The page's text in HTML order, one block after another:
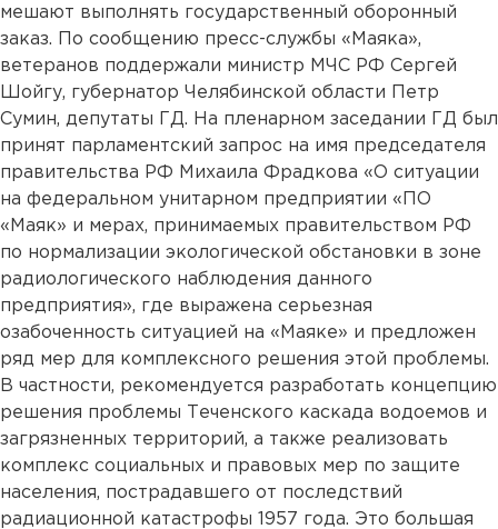
мешают выполнять государственный оборонный
заказ. По сообщению пресс-службы «Маяка»,
ветеранов поддержали министр МЧС РФ Сергей
Шойгу, губернатор Челябинской области Петр
Сумин, депутаты ГД. На пленарном заседании ГД был
принят парламентский запрос на имя председателя
правительства РФ Михаила Фрадкова «О ситуации
на федеральном унитарном предприятии «ПО
«Маяк» и мерах, принимаемых правительством РФ
по нормализации экологической обстановки в зоне
радиологического наблюдения данного
предприятия», где выражена серьезная
озабоченность ситуацией на «Маяке» и предложен
ряд мер для комплексного решения этой проблемы.
В частности, рекомендуется разработать концепцию
решения проблемы Теченского каскада водоемов и
загрязненных территорий, а также реализовать
комплекс социальных и правовых мер по защите
населения, пострадавшего от последствий
радиационной катастрофы 1957 года. Это большая